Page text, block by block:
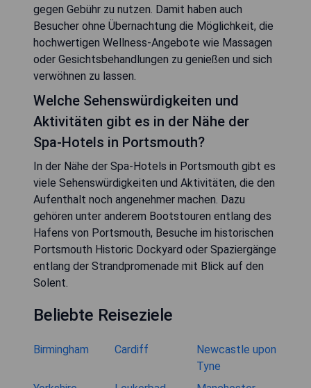
gegen Gebühr zu nutzen. Damit haben auch
Besucher ohne Übernachtung die Möglichkeit, die
hochwertigen Wellness-Angebote wie Massagen
oder Gesichtsbehandlungen zu genießen und sich
verwöhnen zu lassen.
Welche Sehenswürdigkeiten und
Aktivitäten gibt es in der Nähe der
Spa-Hotels in Portsmouth?
In der Nähe der Spa-Hotels in Portsmouth gibt es
viele Sehenswürdigkeiten und Aktivitäten, die den
Aufenthalt noch angenehmer machen. Dazu
gehören unter anderem Bootstouren entlang des
Hafens von Portsmouth, Besuche im historischen
Portsmouth Historic Dockyard oder Spaziergänge
entlang der Strandpromenade mit Blick auf den
Solent.
Beliebte Reiseziele
Birmingham Cardiff
Newcastle upon
Tyne